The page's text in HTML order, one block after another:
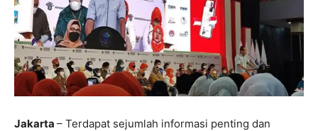
Jakarta – Terdapat sejumlah informasi penting dan